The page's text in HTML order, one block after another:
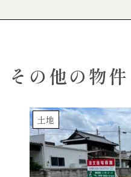
その他の物件
土地